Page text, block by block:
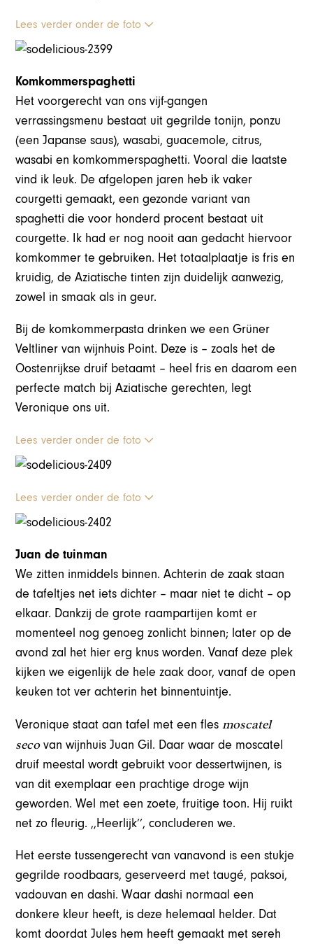
Lees verder onder de foto
Komkommerspaghetti
Het voorgerecht van ons vijf-gangen
verrassingsmenu bestaat uit gegrilde tonijn, ponzu
(een Japanse saus), wasabi, guacemole, citrus,
wasabi en komkommerspaghetti. Vooral die laatste
vind ik leuk. De afgelopen jaren heb ik vaker
courgetti gemaakt, een gezonde variant van
spaghetti die voor honderd procent bestaat uit
courgette. Ik had er nog nooit aan gedacht hiervoor
komkommer te gebruiken. Het totaalplaatje is fris en
kruidig, de Aziatische tinten zijn duidelijk aanwezig,
zowel in smaak als in geur.
Bij de komkommerpasta drinken we een Grüner
Veltliner van wijnhuis Point. Deze is – zoals het de
Oostenrijkse druif betaamt – heel fris en daarom een
perfecte match bij Aziatische gerechten, legt
Veronique ons uit.
Lees verder onder de foto
Lees verder onder de foto
Juan de tuinman
We zitten inmiddels binnen. Achterin de zaak staan
de tafeltjes net iets dichter – maar niet te dicht – op
elkaar. Dankzij de grote raampartijen komt er
momenteel nog genoeg zonlicht binnen; later op de
avond zal het hier erg knus worden. Vanaf deze plek
kijken we eigenlijk de hele zaak door, vanaf de open
keuken tot ver achterin het binnentuintje.
Veronique staat aan tafel met een flesmoscatel
secovan wijnhuis Juan Gil. Daar waar de moscatel
druif meestal wordt gebruikt voor dessertwijnen, is
van dit exemplaar een prachtige droge wijn
geworden. Wel met een zoete, fruitige toon. Hij ruikt
net zo fleurig. ,,Heerlijk’’, concluderen we.
Het eerste tussengerecht van vanavond is een stukje
gegrilde roodbaars, geserveerd met taugé, paksoi,
vadouvan en dashi. Waar dashi normaal een
donkere kleur heeft, is deze helemaal helder. Dat
komt doordat Jules hem heeft gemaakt met sereh